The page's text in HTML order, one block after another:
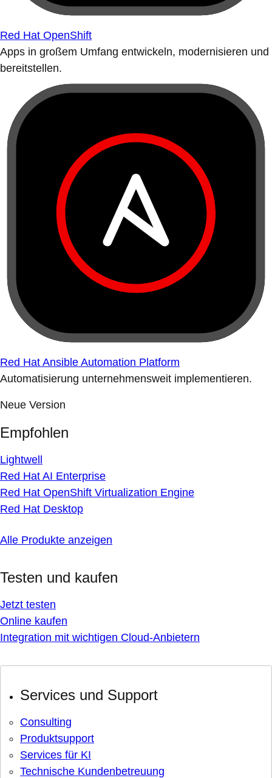
Red Hat OpenShift
Apps in großem Umfang entwickeln, modernisieren und
bereitstellen.
Red Hat Ansible Automation Platform
Automatisierung unternehmensweit implementieren.
Neue Version
Empfohlen
Lightwell
Red Hat AI Enterprise
Red Hat OpenShift Virtualization Engine
Red Hat Desktop
Alle Produkte anzeigen
Testen und kaufen
Jetzt testen
Online kaufen
Integration mit wichtigen Cloud-Anbietern
Services und Support
Consulting
Produktsupport
Services für KI
Technische Kundenbetreuung